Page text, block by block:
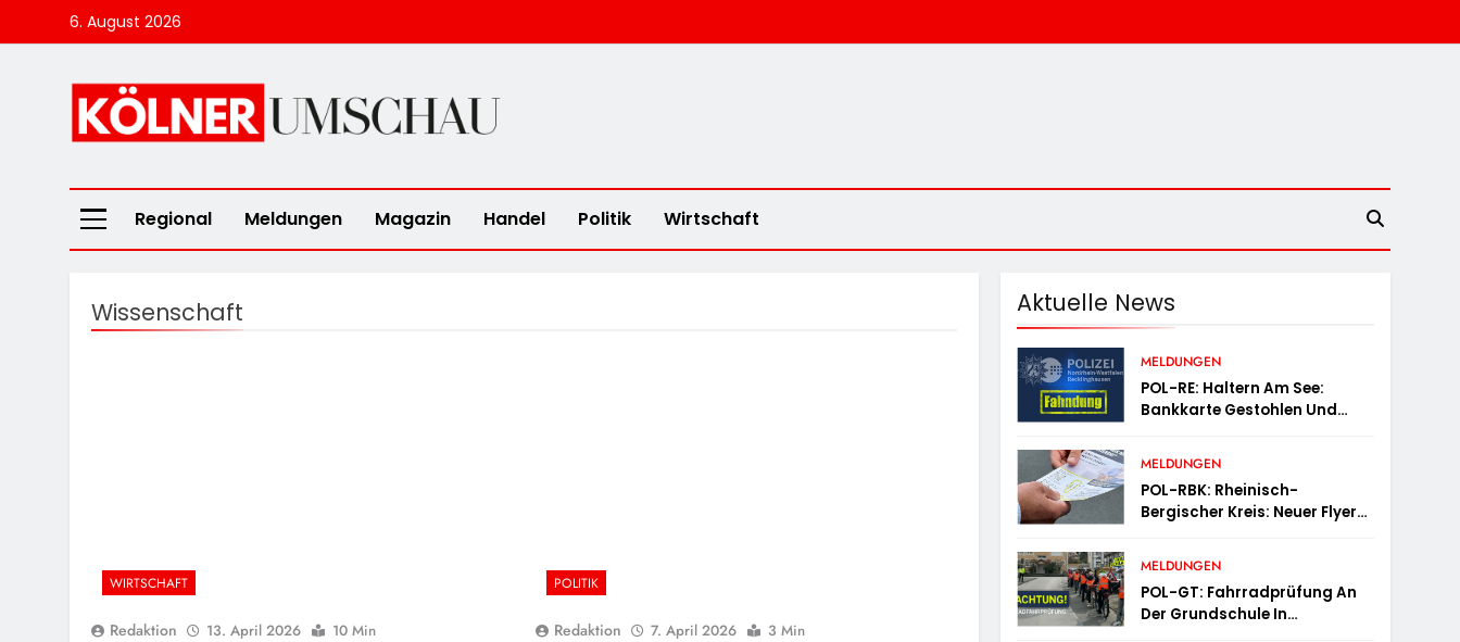
to
6. August 2026
Kölner Umschau
Regional Meldungen Magazin Handel Politik Wirtschaft
Wissenschaft
WIRTSCHAFT
Redaktion 13. April 2026 10 Min
POLITIK
Redaktion 7. April 2026 3 Min
Aktuelle News
MELDUNGEN
POL-RE: Haltern Am See:
Bankkarte Gestohlen Und
MELDUNGEN
POL-RBK: Rheinisch-
Bergischer Kreis: Neuer Flyer
Angehörigen
MELDUNGEN
POL-GT: Fahrradprüfung An
Der Grundschule In